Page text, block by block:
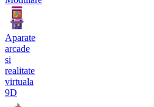
Aparate
arcade
si
realitate
virtuala
9D